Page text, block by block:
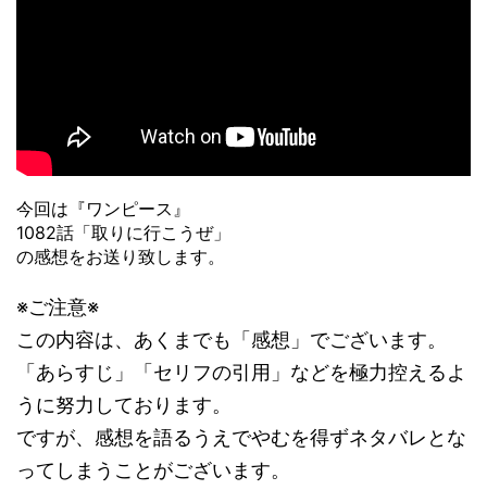
今回は『ワンピース』
1082話「取りに行こうぜ」
の感想をお送り致します。
※ご注意※
この内容は、あくまでも「感想」でございます。
「あらすじ」「セリフの引用」などを極力控えるよ
うに努力しております。
ですが、感想を語るうえでやむを得ずネタバレとな
ってしまうことがございます。